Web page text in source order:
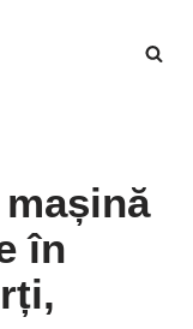
în